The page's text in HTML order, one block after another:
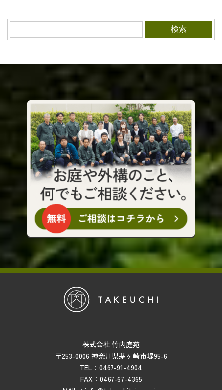
検索
株式会社 竹内庭苑
〒253-0006 神奈川県茅ヶ崎市堤95-6
TEL：0467-91-4904
FAX：0467-67-4365